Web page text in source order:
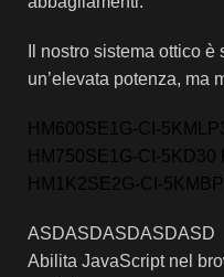
Il nostro sistema ottico
un’elevata potenza, ma
HM600SE1G-CI-
HM750SE1G-CI-
HM1K2SE2G-CI-
ASDASDASDASDASD
Abilita JavaScript nel